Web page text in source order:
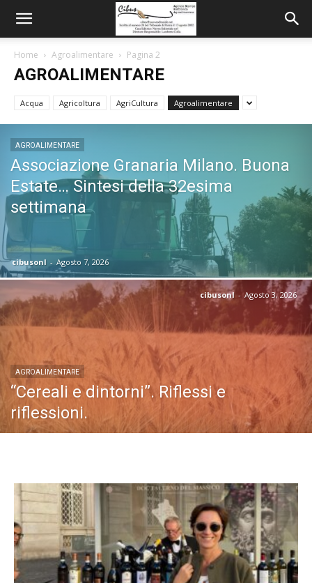
Home Agroalimentare Pagina 2
AGROALIMENTARE
Acqua Agricoltura AgriCultura Agroalimentare
AGROALIMENTARE
Associazione Granaria Milano. Buona
Estate… Sintesi della 32esima
settimana
cibusonl - Agosto 7, 2026
AGROALIMENTARE
“Cereali e dintorni”. Riflessi e
riflessioni.
cibusonl - Agosto 3, 2026